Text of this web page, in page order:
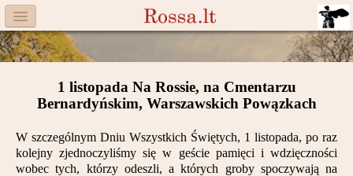
Menu
Facebook
Komitet
Aktualności
Książka
1 listopada Na Rossie, na Cmentarzu
Bernardyńskim, Warszawskich Powązkach
W szczególnym Dniu Wszystkich Świętych, 1 listopada, po raz
kolejny zjednoczyliśmy się w geście pamięci i wdzięczności
wobec tych, którzy odeszli, a których groby spoczywają na